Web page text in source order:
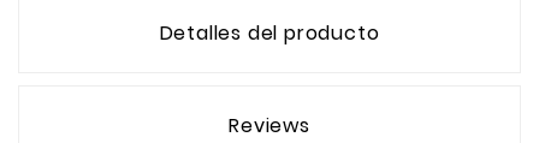
Detalles del producto
Reviews